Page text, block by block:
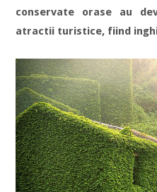
conservate orase au
atractii turistice, fiind